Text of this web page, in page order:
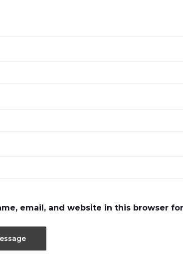
email, and website in this browser